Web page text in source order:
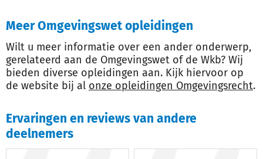
Meer Omgevingswet opleidingen
Wilt u meer informatie over een ander onderwerp,
gerelateerd aan de Omgevingswet of de Wkb? Wij
bieden diverse opleidingen aan. Kijk hiervoor op
de website bij al onze opleidingen Omgevingsrecht.
Ervaringen en reviews van andere
deelnemers